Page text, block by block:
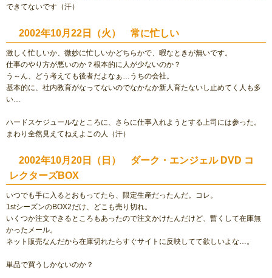
できてないです（汗）
2002年10月22日（火） 常に忙しい
激しく忙しいか、微妙に忙しいかどちらかで、暇なときが無いです。
仕事のやり方が悪いのか？根本的に人が少ないのか？
う～ん、どう考えても後者だよなぁ…うちの会社。
基本的に、社内教育がなってないのでなかなか新人育たないし止めてく人も多
い…
ハードスケジュールなところに、さらに仕事入れようとする上司には参った。
まわり全然見えてねえよこの人（汗）
2002年10月20日（日） ダーク・エンジェル DVD コ
レクターズBOX
いつでも手に入るとおもってたら、限定生産だったんだ。コレ。
1stシーズンのBOX2だけ、どこも売り切れ。
いくつか注文できるところもあったので注文かけたんだけど、暫くして在庫無
かったメール。
ネット販売なんだから在庫切れたらすぐサイトに反映してて欲しいよな…。
単品で買うしかないのか？